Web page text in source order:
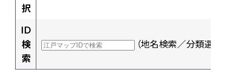
択
ID
検
索
（地名検索／分類選択